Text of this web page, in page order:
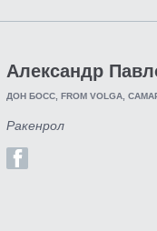
Александр
ДОН БОСС, FROM VOLGA,
Ракенрол